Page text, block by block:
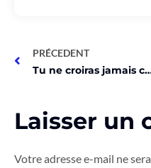
PRÉCEDENT
Tu ne croiras jamais ce qui s’est passé
Laisser un
Votre adresse e-mail ne